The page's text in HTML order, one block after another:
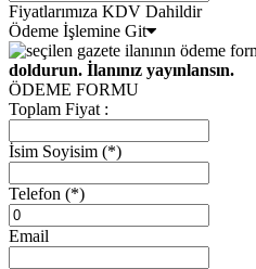
Fiyatlarımıza KDV Dahildir
Ödeme İşlemine Git
doldurun. İlanınız yayınlansın.
ÖDEME FORMU
Toplam Fiyat :
İsim Soyisim (*)
Telefon (*)
Email